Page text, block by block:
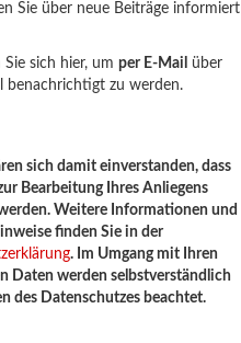
Sie über neue Beiträge informiert
Sie sich hier, umper E-Mail
über
benachrichtigt zu werden.
sich damit einverstanden, dass
Bearbeitung Ihres Anliegens
Weitere Informationen und
finden Sie in der
. Im Umgang mit Ihren
Daten werden selbstverständlich
des Datenschutzes beachtet.